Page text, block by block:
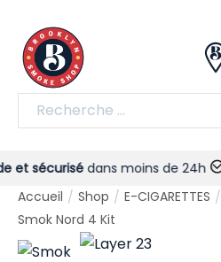
sécurisédans moins de 24h
Accueil / Shop / E-CIGARETTES /
Smok Nord 4 Kit